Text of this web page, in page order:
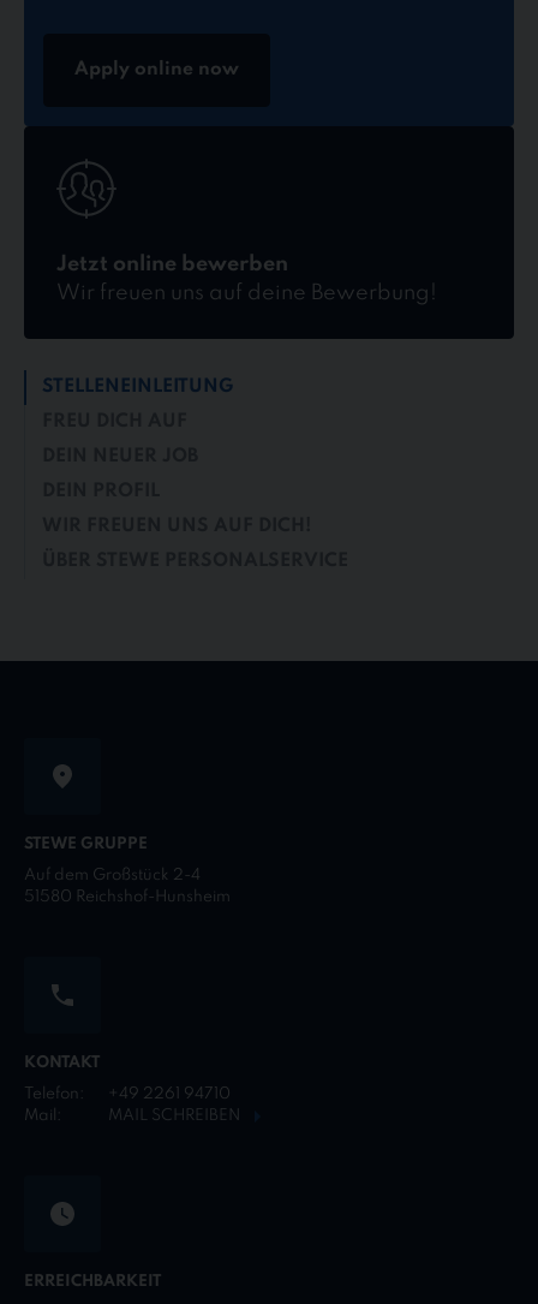
Apply online now
Jetzt online bewerben
Wir freuen uns auf deine Bewerbung!
online
bewerben
STELLENEINLEITUNG
STEWE GRUPPE
Auf dem Großstück 2-4
51580 Reichshof-Hunsheim
KONTAKT
Telefon:
+49 2261 94710
Mail:
MAIL SCHREIBEN
ERREICHBARKEIT